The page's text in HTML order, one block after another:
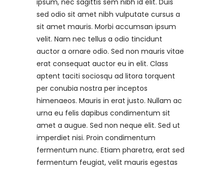
ipsum, nec sagittis sem nibh id elit. Duis
sed odio sit amet nibh vulputate cursus a
sit amet mauris. Morbi accumsan ipsum
velit. Nam nec tellus a odio tincidunt
auctor a ornare odio. Sed non mauris vitae
erat consequat auctor eu in elit. Class
aptent taciti sociosqu ad litora torquent
per conubia nostra per inceptos
himenaeos. Mauris in erat justo. Nullam ac
urna eu felis dapibus condimentum sit
amet a augue. Sed non neque elit. Sed ut
imperdiet nisi. Proin condimentum
fermentum nunc. Etiam pharetra, erat sed
fermentum feugiat, velit mauris egestas